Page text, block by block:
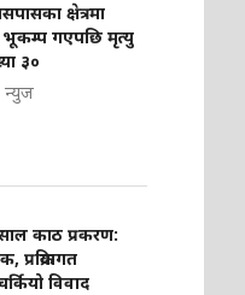
क्षेत्रमा
भूकम्प गएपछि मृत्यु
३०
न्युज
काठ प्रकरण:
प्रक्रियागत
विवाद